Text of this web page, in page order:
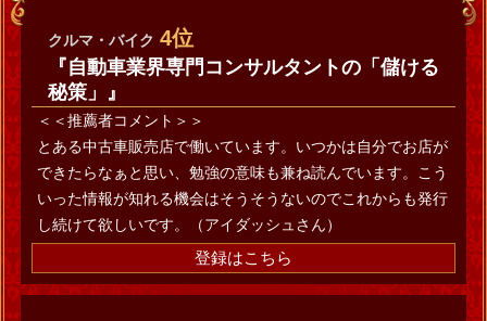
クルマ・バイク 4位
『自動車業界専門コンサルタントの「儲ける
秘策」』
＜＜推薦者コメント＞＞
とある中古車販売店で働いています。いつかは自分でお店が
できたらなぁと思い、勉強の意味も兼ね読んでいます。こう
いった情報が知れる機会はそうそうないのでこれからも発行
し続けて欲しいです。（アイダッシュさん）
登録はこちら